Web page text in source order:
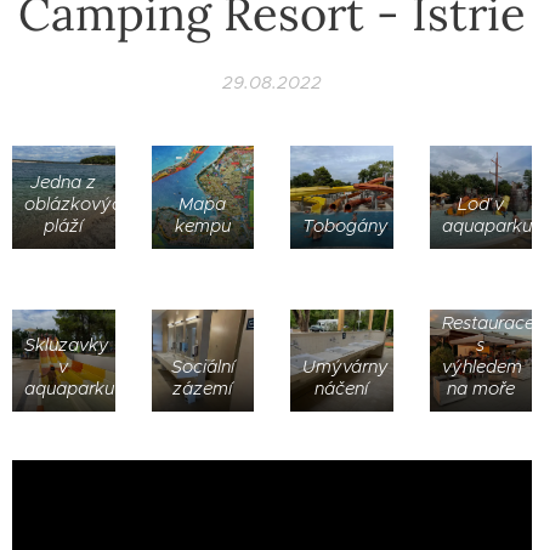
Camping Resort - Istrie
29.08.2022
Jedna z
oblázkových
pláží
Mapa
kempu
Tobogány
Loď v
aquaparku
Skluzavky
v
aquaparku
Sociální
zázemí
Umývárny
náčení
Restaurace
s
výhledem
na moře